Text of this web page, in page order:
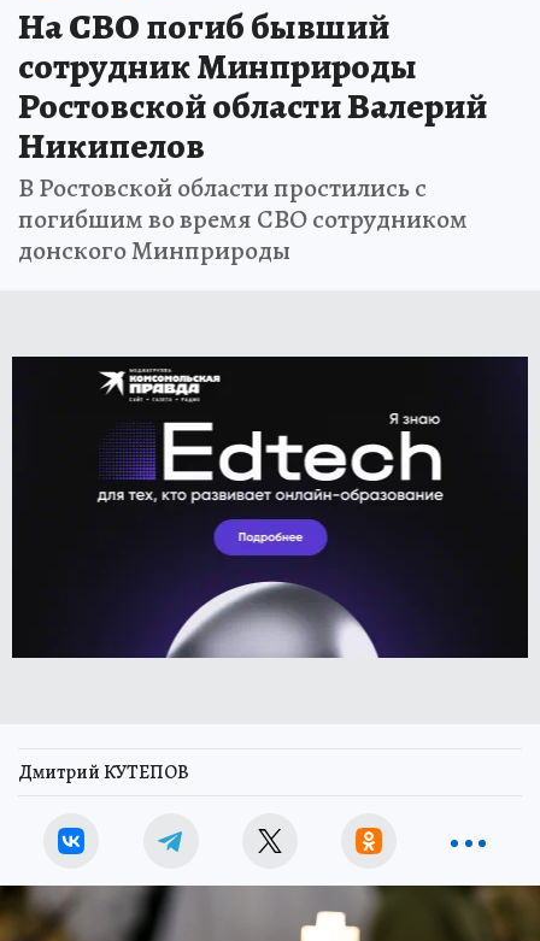
На СВО погиб бывший
сотрудник Минприроды
Ростовской области Валерий
Никипелов
В Ростовской области простились с
погибшим во время СВО сотрудником
донского Минприроды
Дмитрий КУТЕПОВ